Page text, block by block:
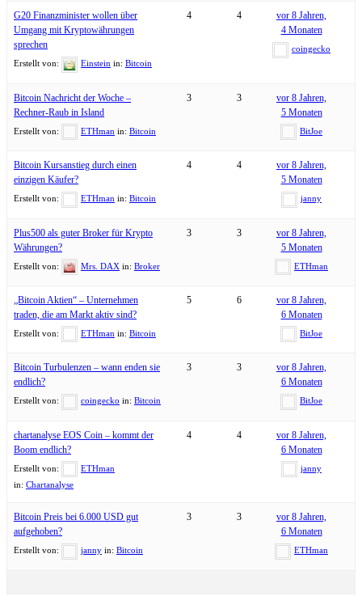
G20 Finanzminister wollen über
Umgang mit Kryptowährungen
sprechen
Erstellt von: Einstein in: Bitcoin
4 4
vor 8 Jahren,
4 Monaten
coingecko
Bitcoin Nachricht der Woche –
Rechner-Raub in Island
Erstellt von: ETHman in: Bitcoin
3 3
vor 8 Jahren,
5 Monaten
BitJoe
Bitcoin Kursanstieg durch einen
einzigen Käufer?
Erstellt von: ETHman in: Bitcoin
4 4
vor 8 Jahren,
5 Monaten
janny
Plus500 als guter Broker für Krypto
Währungen?
Erstellt von: Mrs. DAX in: Broker
3 3
vor 8 Jahren,
5 Monaten
ETHman
„Bitcoin Aktien“ – Unternehmen
traden, die am Markt aktiv sind?
Erstellt von: ETHman in: Bitcoin
5 6
vor 8 Jahren,
6 Monaten
BitJoe
Bitcoin Turbulenzen – wann enden sie
endlich?
Erstellt von: coingecko in: Bitcoin
3 3
vor 8 Jahren,
6 Monaten
BitJoe
chartanalyse EOS Coin – kommt der
Boom endlich?
Erstellt von:
ETHman
in: Chartanalyse
4 4
vor 8 Jahren,
6 Monaten
janny
Bitcoin Preis bei 6.000 USD gut
aufgehoben?
Erstellt von: janny in: Bitcoin
3 3
vor 8 Jahren,
6 Monaten
ETHman